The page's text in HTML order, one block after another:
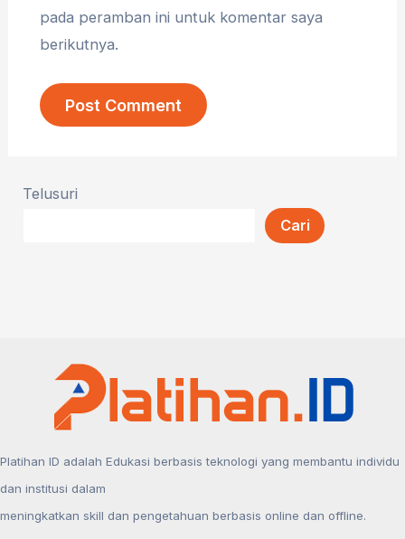
pada peramban ini untuk komentar saya
berikutnya.
Telusuri
Cari
Platihan ID adalah Edukasi berbasis teknologi yang membantu individu
dan institusi dalam
meningkatkan skill dan pengetahuan berbasis online dan offline.